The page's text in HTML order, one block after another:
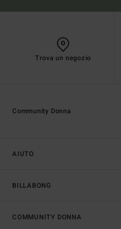
Trova un negozio
AIUTO
BILLABONG
Community Donna
COMMUNITY DONNA